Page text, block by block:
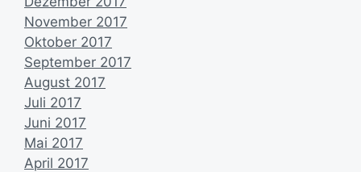
November 2017
Oktober 2017
September 2017
August 2017
Juli 2017
Juni 2017
Mai 2017
April 2017